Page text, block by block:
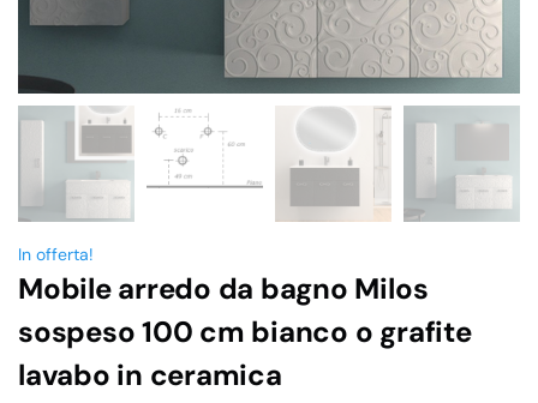
In offerta!
Mobile arredo da bagno Milos
sospeso 100 cm bianco o grafite
lavabo in ceramica